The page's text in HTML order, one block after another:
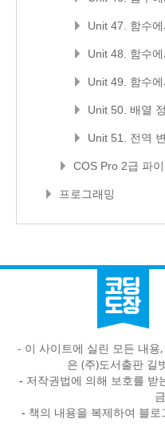
Unit 47. 함수
Unit 48. 함수
Unit 49. 함수
Unit 50. 배열
Unit 51. 전역
COS Pro 2급 파이
프로그래밍
- 이 사이트에 실린 모든 내용
은 (주)도서출판 길
- 저작권법에 의해 보호를 받
- 책의 내용을 복제하여 블